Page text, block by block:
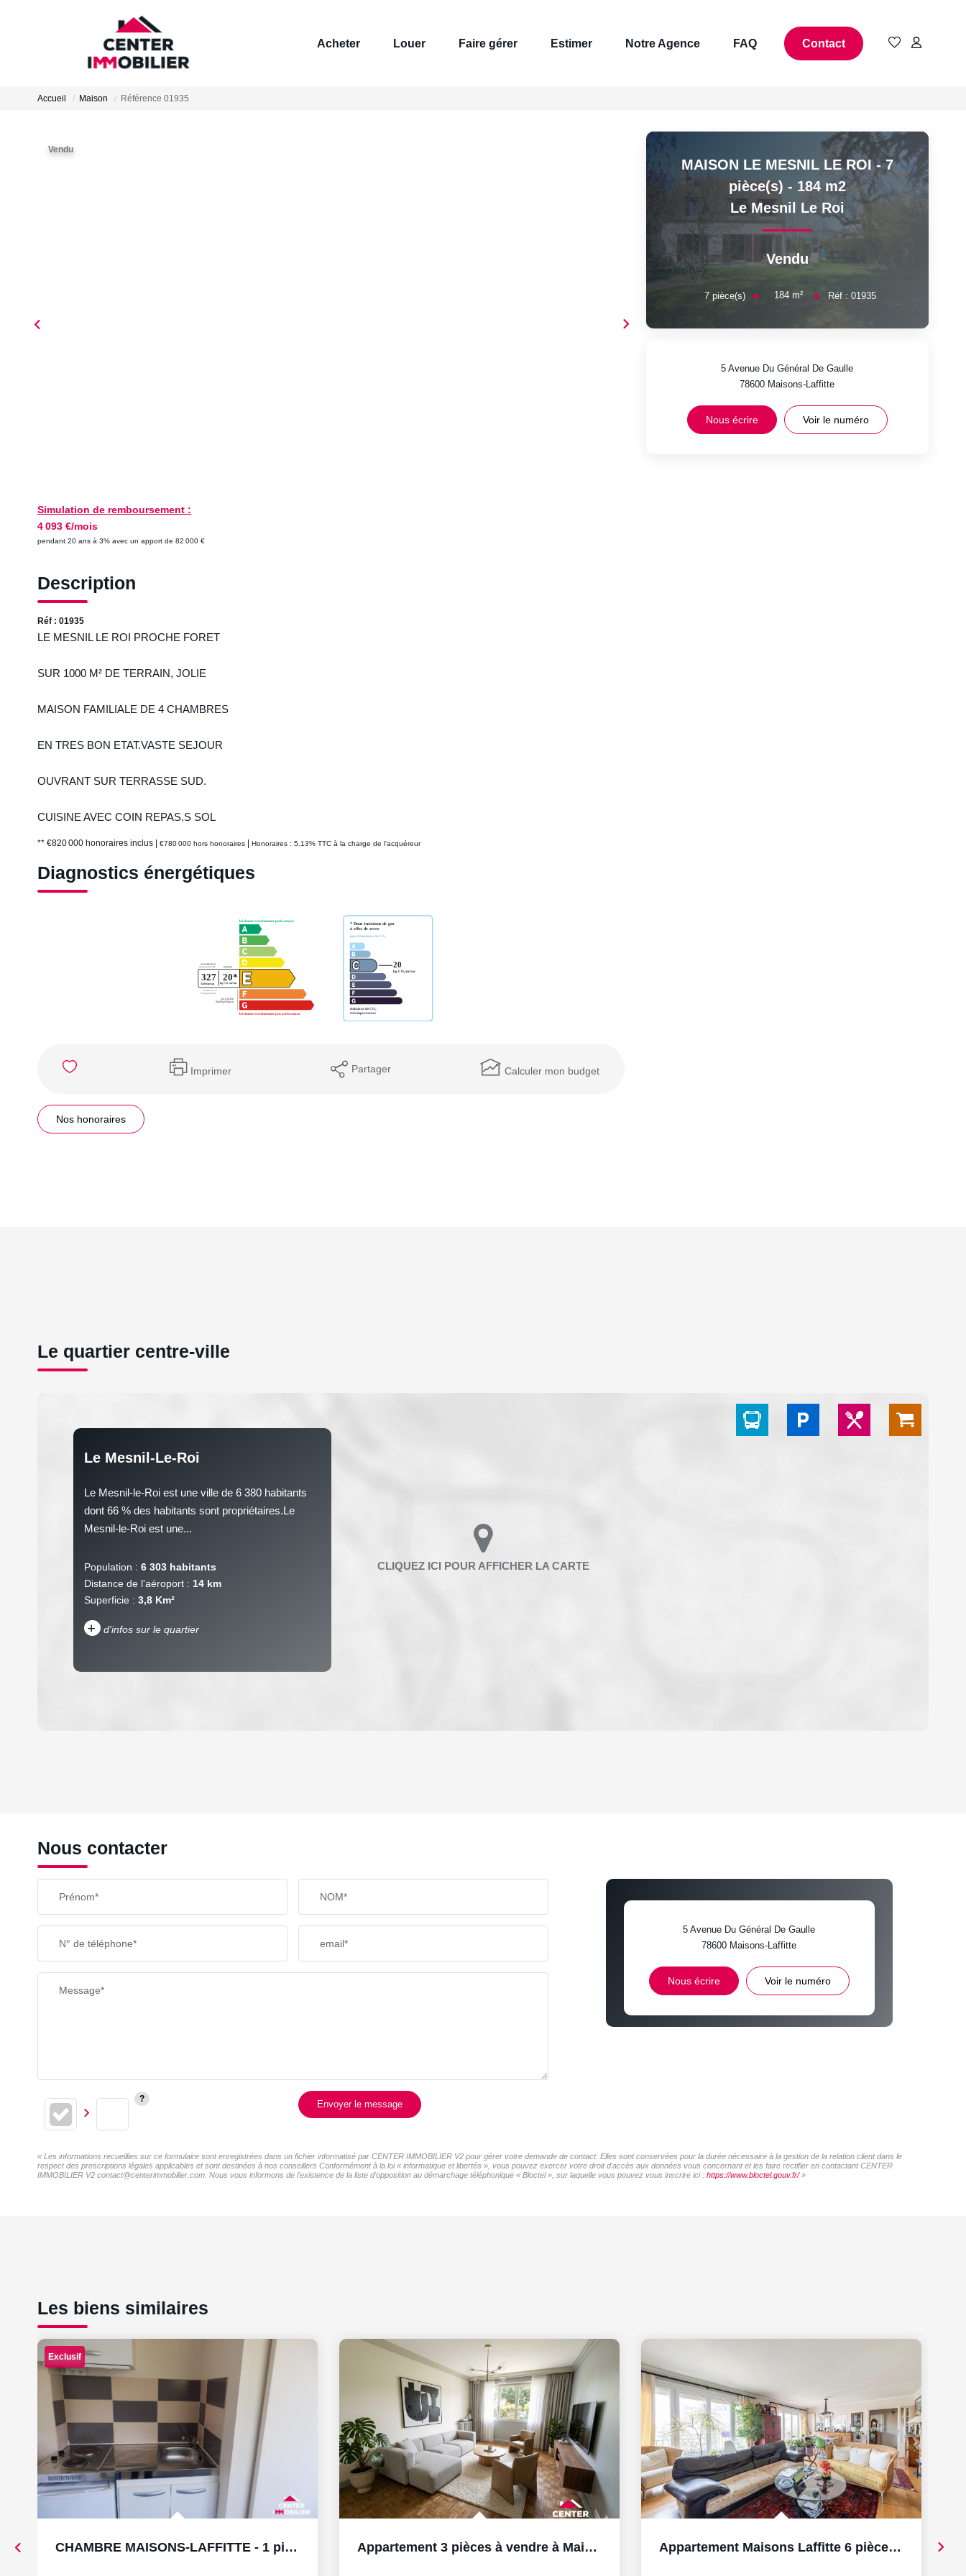
Acheter Louer Faire gérer Estimer Notre Agence FAQ Contact
Accueil Maison Référence 01935
Vendu
Simulation de remboursement :
4 093 €/mois
pendant 20 ans à 3% avec un apport de 82 000 €
Description
Réf : 01935
LE MESNIL LE ROI PROCHE FORET
SUR 1000 M² DE TERRAIN, JOLIE
MAISON FAMILIALE DE 4 CHAMBRES
EN TRES BON ETAT.VASTE SEJOUR
OUVRANT SUR TERRASSE SUD.
CUISINE AVEC COIN REPAS.S SOL
** €820 000 honoraires inclus €780 000 hors honoraires Honoraires : 5.13% TTC à la charge de l'acquéreur
Diagnostics énergétiques
Imprimer Partager Calculer mon budget
Nos honoraires
MAISON LE MESNIL LE ROI - 7
pièce(s) - 184 m2
Le Mesnil Le Roi
Vendu
7 pièce(s) 184 m² Réf : 01935
5 Avenue Du Général De Gaulle
78600 Maisons-Laffitte
Nous écrire Voir le numéro
Le quartier centre-ville
Le Mesnil-Le-Roi
Le Mesnil-le-Roi est une ville de 6 380 habitants
dont 66 % des habitants sont propriétaires.Le
Mesnil-le-Roi est une...
Population : 6 303 habitants
Distance de l'aéroport : 14 km
Superficie : 3,8 Km²
+ d'infos sur le quartier
TAXE FONCIÈRE
SUPERFICIE : ECOLES ET CRÈCHES
RESTAURANTS ET CAFÉS COMMERCES
Nous contacter
Prénom* NOM*
N° de téléphone* email*
Message*
Envoyer le message
5 Avenue Du Général De Gaulle
78600 Maisons-Laffitte
Nous écrire Voir le numéro
« Les informations recueillies sur ce formulaire sont enregistrées dans un fichier informatisé par CENTER IMMOBILIER V2 pour gérer votre demande de contact. Elles sont conservées pour la durée nécessaire à la gestion de la relation client dans le
respect des prescriptions légales applicables et sont destinées à nos conseillers Conformément à la loi « informatique et libertés », vous pouvez exercer votre droit d'accès aux données vous concernant et les faire rectifier en contactant CENTER
IMMOBILIER V2 contact@centerimmobilier.com. Nous vous informons de l'existence de la liste d'opposition au démarchage téléphonique « Bloctel », sur laquelle vous pouvez vous inscrire ici : https://www.bloctel.gouv.fr/»
Les biens similaires
Exclusif
CHAMBRE MAISONS-LAFFITTE - 1 pièce(s) - 12.26 m2 Appartement 3 pièces à vendre à Maisons-Laffitte - Réf.... Appartement Maisons Laffitte 6 pièce(s) 155 m2 ascenseur,...